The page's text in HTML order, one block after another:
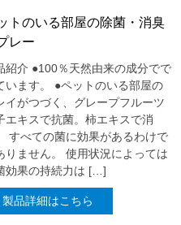
トのいる部屋の除菌・消臭
レー
紹介 ●100％天然由来の成分でで
います。 ●ペットのいる部屋の
イがつづく、グレープフルーツ
エキスで抗菌。柿エキスで消
すべての菌に効果があるわけで
りません。 使用状況によっては
効果の持続力は […]
製品詳細はこちら